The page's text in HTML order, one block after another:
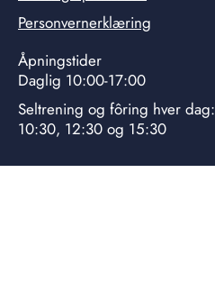
Personvernerklæring
Åpningstider
Daglig 10:00-17:00
Seltrening og fôring hver dag:
10:30, 12:30 og 15:30